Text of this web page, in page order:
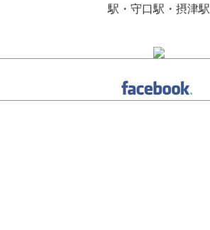
駅・守口駅・摂津駅